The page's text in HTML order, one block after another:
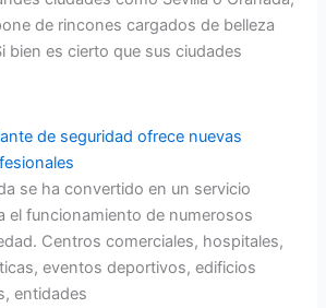
de rincones cargados de belleza
bien es cierto que sus ciudades
de seguridad ofrece nuevas
se ha convertido en un servicio
el funcionamiento de numerosos
Centros comerciales, hospitales,
eventos deportivos, edificios
entidades